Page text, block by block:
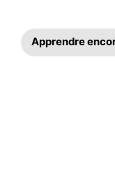
Apprendre